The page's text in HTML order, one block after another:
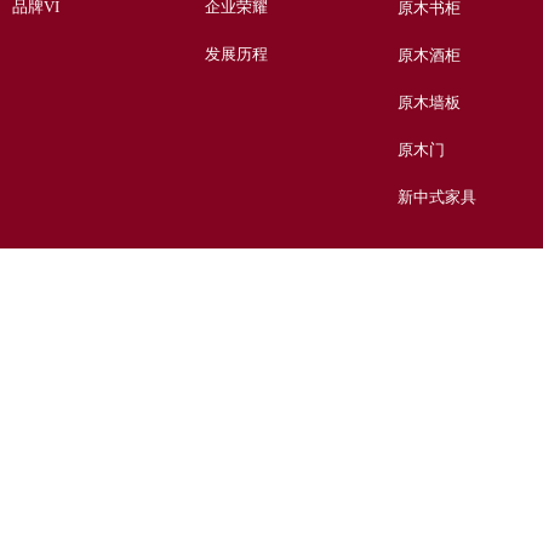
品牌VI 企业荣耀
发展历程
原木书柜
原木酒柜
原木墙板
原木门
新中式家具